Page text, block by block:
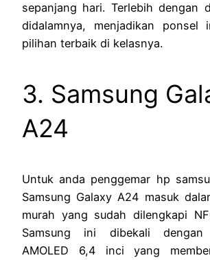
sepanjang hari. Terlebih dengan
didalamnya, menjadikan ponsel
pilihan terbaik di kelasnya.
3. Samsung
A24
Untuk anda penggemar hp
Samsung Galaxy A24 masuk
murah yang sudah dilengkapi
Samsung ini dibekali
AMOLED 6,4 inci yang